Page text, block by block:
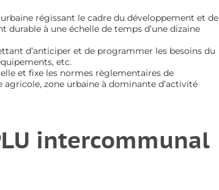
régissant le cadre du développement et de
à une échelle de temps d’une dizaine
d’anticiper et de programmer les besoins du
etc.
et fixe les normes règlementaires de
zone urbaine à dominante d’activité
intercommunal